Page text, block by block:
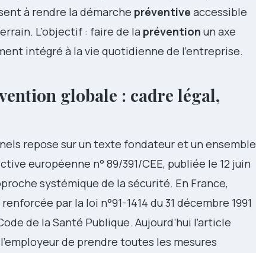
à rendre la démarche préventive accessible
L’objectif : faire de la prévention un axe
intégré à la vie quotidienne de l’entreprise.
globale : cadre légal,
repose sur un texte fondateur et un ensemble
européenne n° 89/391/CEE, publiée le 12 juin
systémique de la sécurité. En France,
par la loi n°91-1414 du 31 décembre 1991
de la Santé Publique. Aujourd’hui l’article
de prendre toutes les mesures